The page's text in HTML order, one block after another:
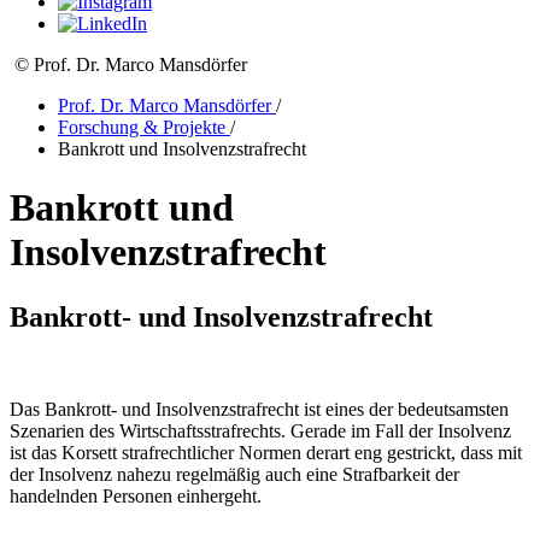
© Prof. Dr. Marco Mansdörfer
Prof. Dr. Marco Mansdörfer/
Forschung & Projekte /
Bankrott und Insolvenzstrafrecht
Bankrott und
Insolvenzstrafrecht
Bankrott- und Insolvenzstrafrecht
Das Bankrott- und Insolvenzstrafrecht ist eines der bedeutsamsten
Szenarien des Wirtschaftsstrafrechts. Gerade im Fall der Insolvenz
ist das Korsett strafrechtlicher Normen derart eng gestrickt, dass mit
der Insolvenz nahezu regelmäßig auch eine Strafbarkeit der
handelnden Personen einhergeht.